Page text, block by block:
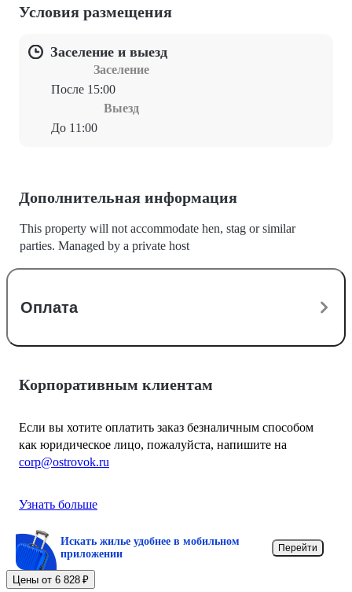
Условия размещения
Заселение и выезд
Заселение
После 15:00
Выезд
До 11:00
Дополнительная информация
This property will not accommodate hen, stag or similar
parties. Managed by a private host
Оплата
Корпоративным клиентам
Если вы хотите оплатить заказ безналичным способом
как юридическое лицо, пожалуйста, напишите на
corp@ostrovok.ru
Узнать больше
Искать жилье удобнее в мобильном
приложении
Перейти
Цены от 6 828 ₽